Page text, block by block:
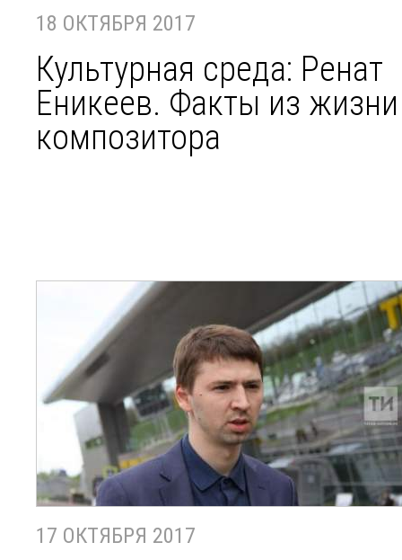
18 ОКТЯБРЯ 2017
Культурная среда: Ренат
Еникеев. Факты из жизни
композитора
17 ОКТЯБРЯ 2017